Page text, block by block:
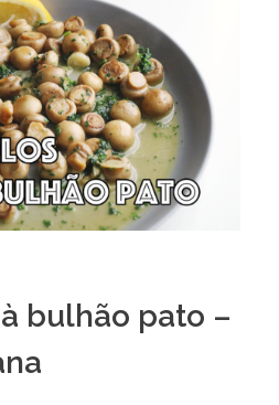
bulhão pato –